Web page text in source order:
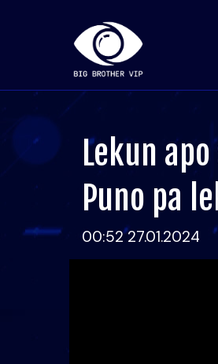
Lekun
Puno pa
00:52 27.01.2024